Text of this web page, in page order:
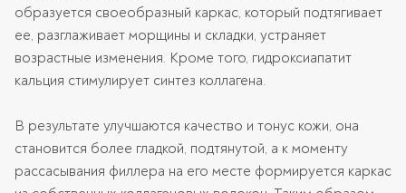
образуется своеобразный каркас, который подтягивает
ее, разглаживает морщины и складки, устраняет
возрастные изменения. Кроме того, гидроксиапатит
кальция стимулирует синтез коллагена.
В результате улучшаются качество и тонус кожи, она
становится более гладкой, подтянутой, а к моменту
рассасывания филлера на его месте формируется каркас